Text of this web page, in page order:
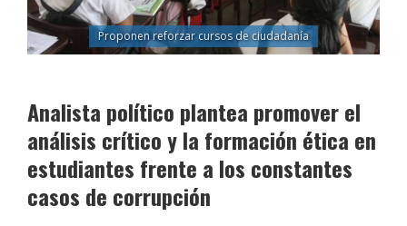
Proponen reforzar cursos de ciudadanía
Analista político plantea promover el
análisis crítico y la formación ética en
estudiantes frente a los constantes
casos de corrupción